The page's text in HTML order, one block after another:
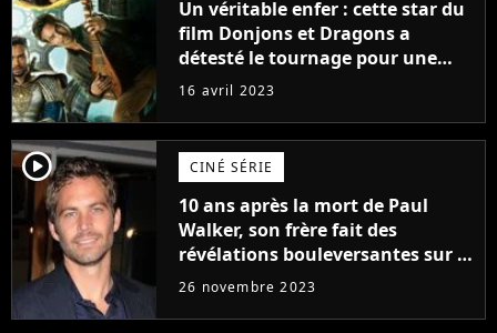
Un véritable enfer : cette star du
film Donjons et Dragons a
détesté le tournage pour une
raison très spéciale
16 avril 2023
player2 CINÉ SÉRIE
10 ans après la mort de Paul
Walker, son frère fait des
révélations bouleversantes sur la
réaction des acteurs de Fast and
26 novembre 2023